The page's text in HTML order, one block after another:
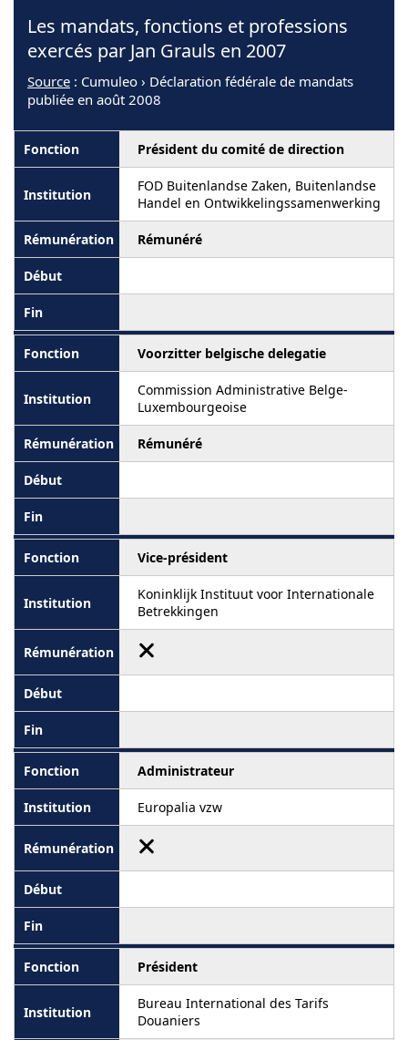
Les mandats, fonctions et professions
exercés par Jan Grauls en 2007
Source : Cumuleo › Déclaration fédérale de mandats
publiée en août 2008
Président du comité de direction
FOD Buitenlandse Zaken, Buitenlandse
Handel en Ontwikkelingssamenwerking
Rémunéré
Voorzitter belgische delegatie
Commission Administrative Belge-
Luxembourgeoise
Rémunéré
Vice-président
Koninklijk Instituut voor Internationale
Betrekkingen
Administrateur
Europalia vzw
Président
Bureau International des Tarifs
Douaniers